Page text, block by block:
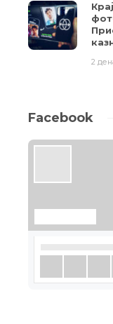
2
Facebook